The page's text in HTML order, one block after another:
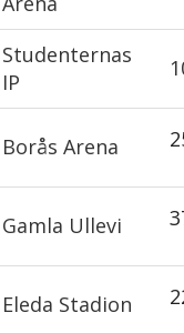
Studenternas
IP
Borås Arena
Gamla Ullevi
Eleda Stadion